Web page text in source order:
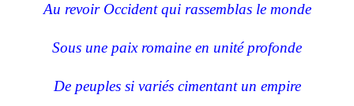
Au revoir Occident qui rassemblas le monde
Sous une paix romaine en unité profonde
De peuples si variés cimentant un empire